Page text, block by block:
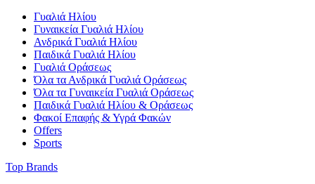
Γυαλιά Ηλίου
Γυναικεία Γυαλιά Ηλίου
Ανδρικά Γυαλιά Ηλίου
Παιδικά Γυαλιά Ηλίου
Γυαλιά Οράσεως
Όλα τα Ανδρικά Γυαλιά Οράσεως
Όλα τα Γυναικεία Γυαλιά Οράσεως
Παιδικά Γυαλιά Ηλίου & Οράσεως
Φακοί Επαφής & Υγρά Φακών
Offers
Sports
Top Brands